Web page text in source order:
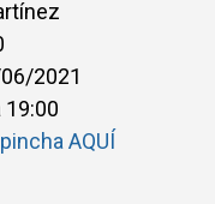
2021
19:00
AQUÍ